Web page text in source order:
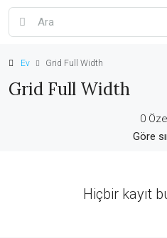
Ev Grid Full Width
Grid Full Width
0
Göre
Hiçbir kayıt